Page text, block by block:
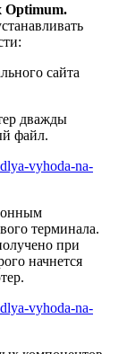
Optimum.
сайта
дважды
файл.
терминала.
при
начнется